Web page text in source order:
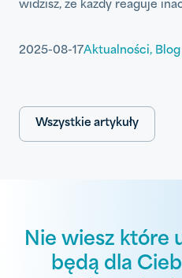
widzisz, że każdy reaguje
2025-08-17Aktualności, Blog
Wszystkie artykuły
Nie wiesz które
będą dla